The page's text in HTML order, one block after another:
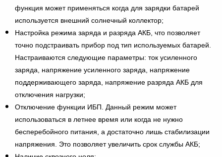
функция может применяться когда для зарядки батарей
используется внешний солнечный коллектор;
Настройка режима заряда и разряда АКБ, что позволяет
точно подстраивать прибор под тип используемых батарей.
Настраиваются следующие параметры: ток усиленного
заряда, напряжение усиленного заряда, напряжение
поддерживающего заряда, напряжение разряда АКБ для
отключения нагрузки;
Отключение функции ИБП. Данный режим может
использоваться в летнее время или когда не нужно
бесперебойного питания, а достаточно лишь стабилизации
напряжения. Это позволяет увеличить срок службы АКБ;